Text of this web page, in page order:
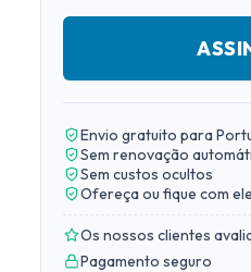
Envio gratuito para
Sem renovação
Sem custos ocultos
Ofereça ou fique com
Os nossos clientes
Pagamento seguro